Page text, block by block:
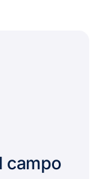
campo